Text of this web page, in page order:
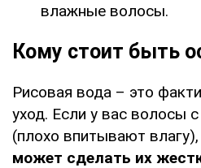
влажные волосы.
Кому стоит быть
Рисовая вода – это
уход. Если у вас волосы
(плохо впитывают влагу),
может сделать их